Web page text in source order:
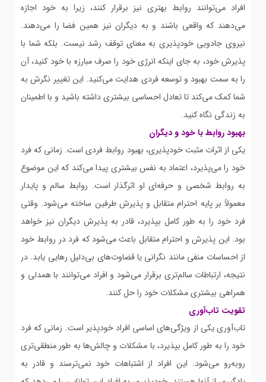
افراد می‌توانند روابط بهتری نیز برقرار کنند، زیرا به خود اجازه
می‌دهند که واقعی باشند و به دیگران نیز همین فضا را می‌دهند.
نیروی جادویی خودپذیری به معنای توقف رشد نیست. بلکه شما با
پذیرش خود، به جای اینکه انرژی خود را صرف مبارزه با خود کنید، آن
را به سمت بهبود و توسعه فردی هدایت می‌کنید. این تغییر نگرش به
شما کمک می‌کند تا تعادل احساسی بیشتری داشته باشید و با اطمینان
به زندگی نگاه کنید.
بهبود روابط با خود و دیگران
یکی از اثرات مثبت خودپذیری، بهبود روابط فردی است. زمانی که فرد
خود را می‌پذیرد، اعتماد به نفس بیشتری پیدا می‌کند که این موضوع
به روابط شخصی و حرفه‌ای او اثرگذار است. روابط سالم و پایدار
معمولاً بر پایه احترام متقابل و پذیرش طرفین ساخته می‌شود. وقتی
فرد خود را به طور کامل بپذیرد، قادر به پذیرش دیگران نیز خواهد
بود. این پذیرش و احترام متقابل باعث می‌شود که فرد در روابط خود
از احساسات منفی مانند نگرانی یا قضاوت‌های بی‌دلیل رهایی یابد. در
نتیجه، ارتباطات سالم‌تری برقرار می‌شود و افراد می‌توانند با همدلی و
همراهی بیشتری مشکلات خود را حل کنند.
تقویت تاب‌آوری
تاب‌آوری یکی از ویژگی‌های اساسی افراد خودپذیر است. زمانی که فرد
خود را به طور کامل بپذیرد، با مشکلات و چالش‌ها به طور منطقی‌تری
روبه‌رو می‌شود. این افراد از اشتباهات خود نمی‌ترسند و قادر به